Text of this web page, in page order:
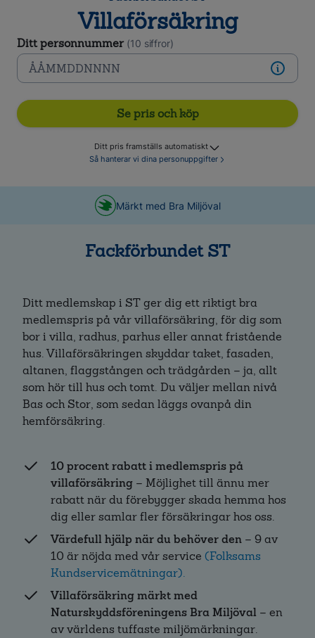
Villaförsäkring
Ditt personnummer (10 siffror)
Se pris och köp
Ditt pris framställs automatiskt
Så hanterar vi dina personuppgifter
Märkt med Bra Miljöval
Fackförbundet ST
Ditt medlemskap i ST ger dig ett riktigt bra
medlemspris på vår villaförsäkring, för dig som
bor i villa, radhus, parhus eller annat fristående
hus. Villaförsäkringen skyddar taket, fasaden,
altanen, flaggstången och trädgården – ja, allt
som hör till hus och tomt. Du väljer mellan nivå
Bas och Stor, som sedan läggs ovanpå din
hemförsäkring.
10 procent rabatt i medlemspris på
villaförsäkring – Möjlighet till ännu mer
rabatt när du förebygger skada hemma hos
dig eller samlar fler försäkringar hos oss.
Värdefull hjälp när du behöver den – 9 av
10 är nöjda med vår service (Folksams
Kundservicemätningar).
Villaförsäkring märkt med
Naturskyddsföreningens Bra Miljöval – en
av världens tuffaste miljömärkningar.